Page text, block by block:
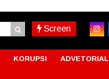
Screen
KORUPSI ADVETORIAL